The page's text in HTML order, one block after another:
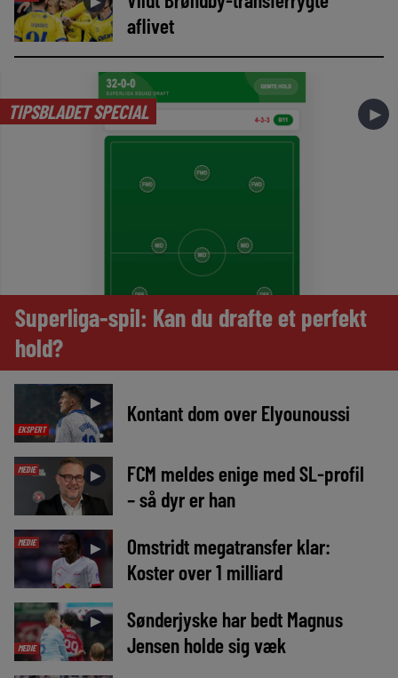
aflivet
TIPSBLADET SPECIAL ►
Superliga-spil: Kan du drafte et perfekt
hold?
EKSPERT
► Kontant dom over Elyounoussi
MEDIE ►
FCM meldes enige med SL-profil
– så dyr er han
MEDIE ►
Omstridt megatransfer klar:
Koster over 1 milliard
MEDIE
►
Sønderjyske har bedt Magnus
Jensen holde sig væk